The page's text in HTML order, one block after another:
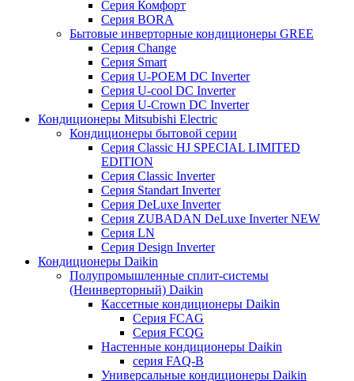
Серия Комфорт
Серия BORA
Бытовые инверторные кондиционеры GREE
Серия Change
Серия Smart
Серия U-POEM DC Inverter
Серия U-cool DC Inverter
Серия U-Crown DC Inverter
Кондиционеры Mitsubishi Electric
Кондиционеры бытовой серии
Серия Classic HJ SPECIAL LIMITED
EDITION
Серия Classic Inverter
Серия Standart Inverter
Серия DeLuxe Inverter
Серия ZUBADAN DeLuxe Inverter NEW
Серия LN
Серия Design Inverter
Кондиционеры Daikin
Полупромышленные сплит-системы
(Неинверторный) Daikin
Кассетные кондиционеры Daikin
Серия FCAG
Серия FCQG
Настенные кондиционеры Daikin
серия FAQ-B
Универсальные кондиционеры Daikin